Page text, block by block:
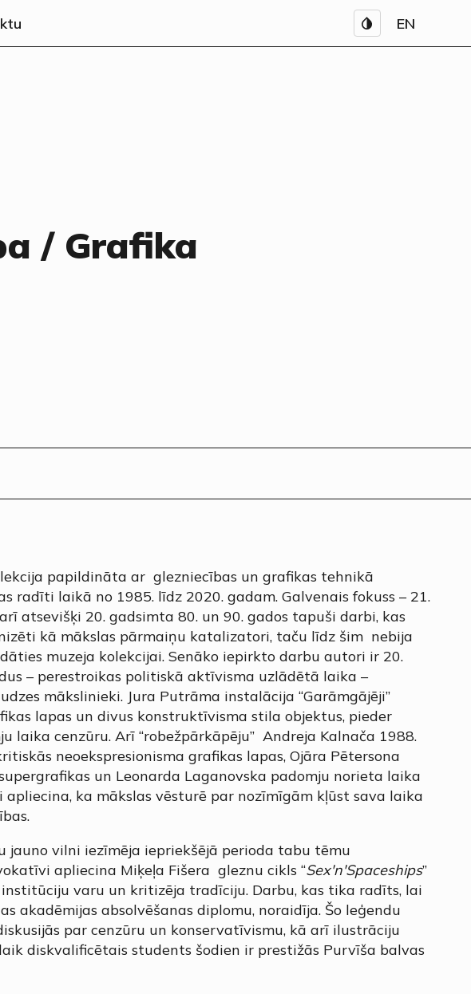
EN
/ Grafika
papildināta ar glezniecības un grafikas tehnikā
radīti laikā no 1985. līdz 2020. gadam. Galvenais fokuss – 21.
atsevišķi 20. gadsimta 80. un 90. gados tapuši darbi, kas
kā mākslas pārmaiņu katalizatori, taču līdz šim nebija
muzeja kolekcijai. Senāko iepirkto darbu autori ir 20.
– perestroikas politiskā aktīvisma uzlādētā laika –
mākslinieki. Jura Putrāma instalācija “Garāmgājēji”
lapas un divus konstruktīvisma stila objektus, pieder
laika cenzūru. Arī “robežpārkāpēju” Andreja Kalnača 1988.
neoekspresionisma grafikas lapas, Ojāra Pētersona
un Leonarda Laganovska padomju norieta laika
ka mākslas vēsturē par nozīmīgām kļūst sava laika
jauno vilni iezīmēja iepriekšējā perioda tabu tēmu
apliecina Miķeļa Fišera gleznu cikls “Sex'n'Spaceships”
varu un kritizēja tradīciju. Darbu, kas tika radīts, lai
akadēmijas absolvēšanas diplomu, noraidīja. Šo leģendu
par cenzūru un konservatīvismu, kā arī ilustrāciju
diskvalificētais students šodien ir prestižās Purvīša balvas